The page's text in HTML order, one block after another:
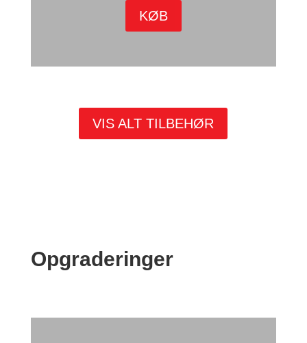
KØB
VIS ALT TILBEHØR
Opgraderinger